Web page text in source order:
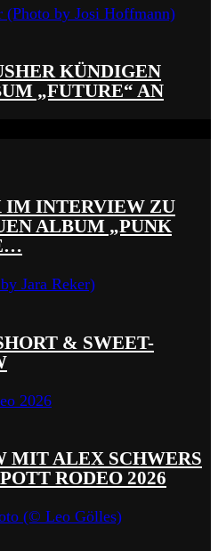
KÜNDIGEN
„FUTURE“ AN
IM INTERVIEW ZU
ALBUM „PUNK
& SWEET-
MIT ALEX SCHWERS
RODEO 2026